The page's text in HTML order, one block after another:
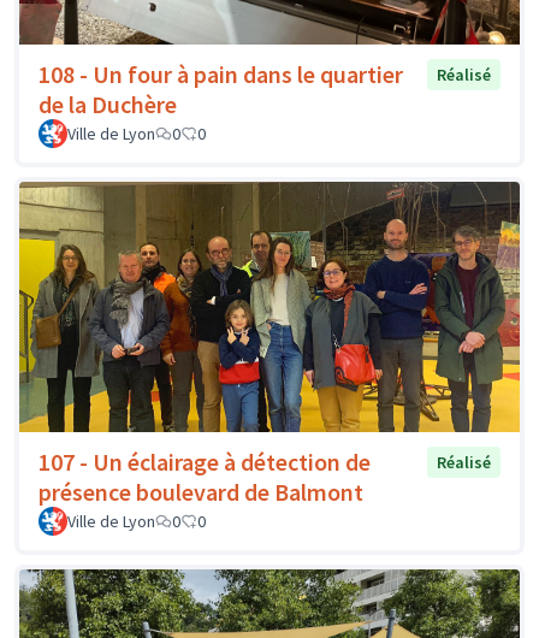
108 - Un four à pain dans le quartier
de la Duchère
Réalisé
Ville de Lyon 0 0
107 - Un éclairage à détection de
présence boulevard de Balmont
Réalisé
Ville de Lyon 0 0